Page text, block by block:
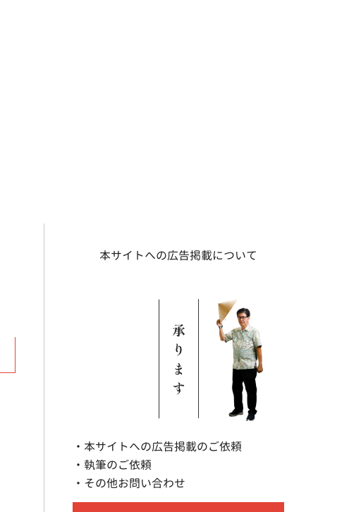
本サイトへの広告掲載について
・本サイトへの広告掲載のご依頼
・執筆のご依頼
・その他お問い合わせ